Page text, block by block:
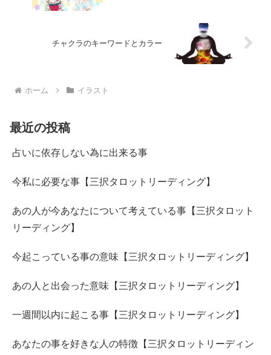
チャクラのキーワードとカラー
ホーム イラスト
最近の投稿
占いに依存しない為に出来る事
今私に必要な事【三択タロットリーディング】
あの人が今あなたについて考えている事【三択タロット
リーディング】
今起こっている事の意味【三択タロットリーディング】
あの人と出会った意味【三択タロットリーディング】
一週間以内に起こる事【三択タロットリーディング】
あなたの事を好きな人の特徴【三択タロットリーディン